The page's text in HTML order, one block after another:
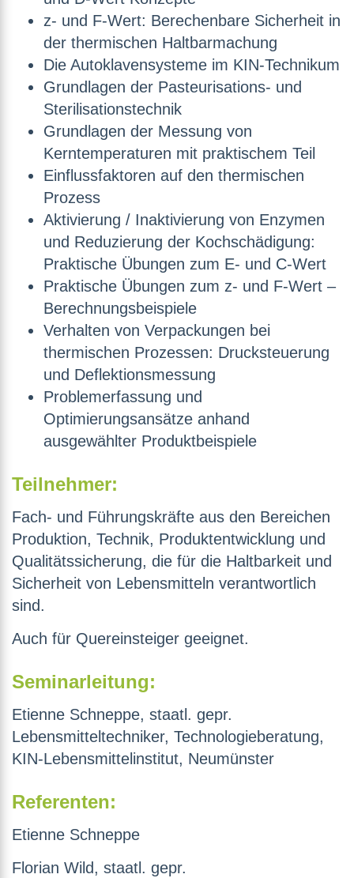
z- und F-Wert: Berechenbare Sicherheit in
der thermischen Haltbarmachung
Die Autoklavensysteme im KIN-Technikum
Grundlagen der Pasteurisations- und
Sterilisationstechnik
Grundlagen der Messung von
Kerntemperaturen mit praktischem Teil
Einflussfaktoren auf den thermischen
Prozess
Aktivierung / Inaktivierung von Enzymen
und Reduzierung der Kochschädigung:
Praktische Übungen zum E- und C-Wert
Praktische Übungen zum z- und F-Wert –
Berechnungsbeispiele
Verhalten von Verpackungen bei
thermischen Prozessen: Drucksteuerung
und Deflektionsmessung
Problemerfassung und
Optimierungsansätze anhand
ausgewählter Produktbeispiele
Teilnehmer:
Fach- und Führungskräfte aus den Bereichen
Produktion, Technik, Produktentwicklung und
Qualitätssicherung, die für die Haltbarkeit und
Sicherheit von Lebensmitteln verantwortlich
sind.
Auch für Quereinsteiger geeignet.
Seminarleitung:
Etienne Schneppe, staatl. gepr.
Lebensmitteltechniker, Technologieberatung,
KIN-Lebensmittelinstitut, Neumünster
Referenten:
Etienne Schneppe
Florian Wild, staatl. gepr.